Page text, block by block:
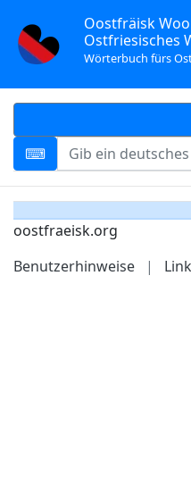
Oostfräisk
Ostfriesisches
Wörterbuch fürs
oostfraeisk.org
Benutzerhinweise
|